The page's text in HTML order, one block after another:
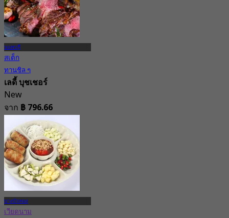
นนทบุรี
สเต็ก
ทานชิล ๆ
เลดี้ บุชเชอร์
New
จาก ฿ 796.66
บางบัวทอง
เวียดนาม